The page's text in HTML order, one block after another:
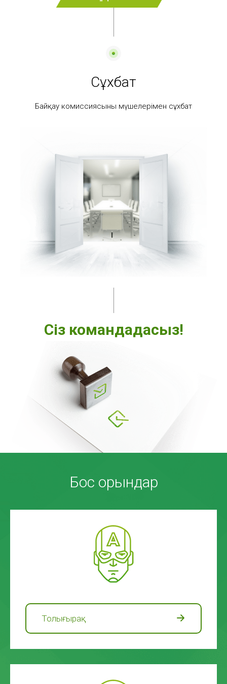
Сұхбат
Байқау комиссиясының мүшелерімен сұхбат
Сіз командадасыз!
Бос орындар
Толығырақ